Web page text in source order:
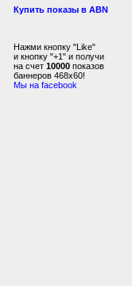
Купить показы в ABN
Нажми кнопку "Like"
и кнопку "+1" и получи
на счет 10000 показов
баннеров 468x60!
Мы на facebook